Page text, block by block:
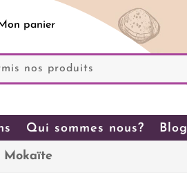
Qui sommes nous? Blog
Mokaïte